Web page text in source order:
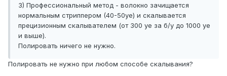
3) Профессиональный метод - волокно зачищается
нормальным стриппером (40-50уе) и скалывается
прецизионным скалывателем (от 300 уе за б/у до 1000 уе
и выше).
Полировать ничего не нужно.
Полировать не нужно при любом способе скалывания?